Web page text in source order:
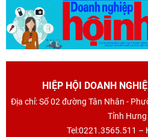
HIỆP HỘI DOANH
Địa chỉ: Số 02 đường Tân Nhân -
Tỉnh Hưng
Tel:0221.3565.511 –